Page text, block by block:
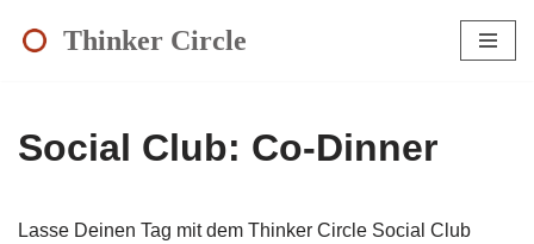
Thinker Circle
Social Club: Co-Dinner
Lasse Deinen Tag mit dem Thinker Circle Social Club